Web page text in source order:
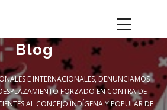
Blog
E INTERNACIONALES, DENUNCIAMOS
FORZADO EN CONTRA DE
AL CONCEJO INDÍGENA Y POPULAR DE